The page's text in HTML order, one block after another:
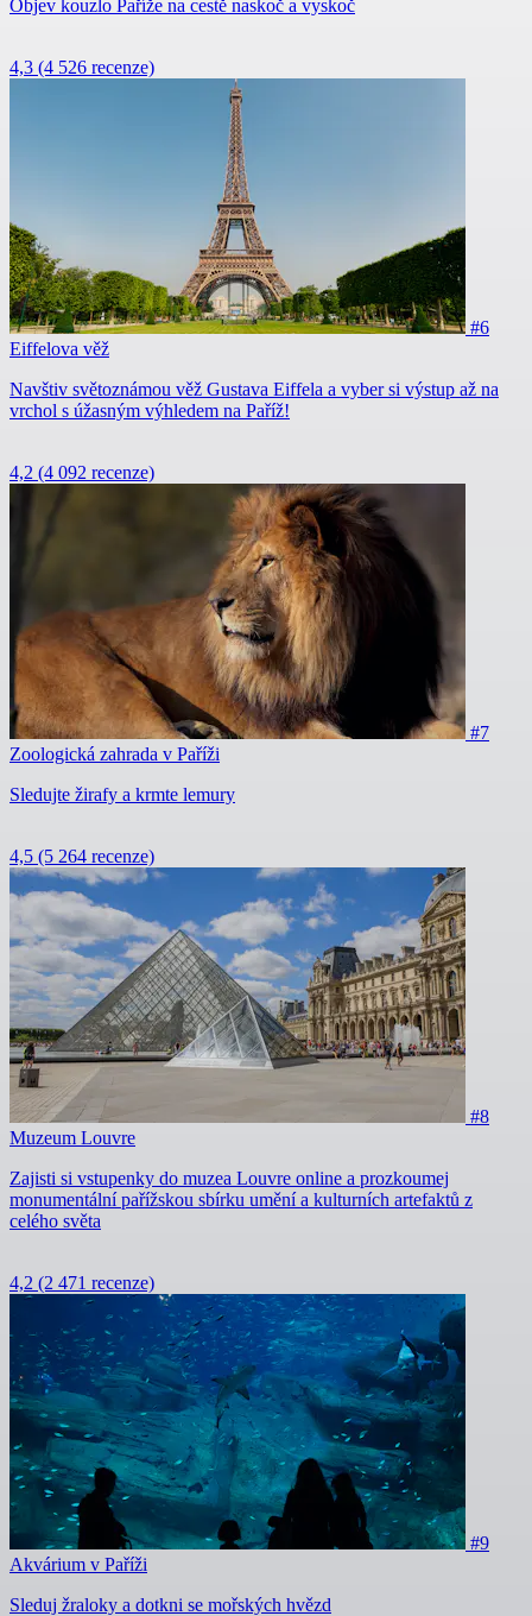
Objev kouzlo Paříže na cestě naskoč a vyskoč
4,3 (4 526 recenze)
#6
Eiffelova věž
Navštiv světoznámou věž Gustava Eiffela a vyber si výstup až na
vrchol s úžasným výhledem na Paříž!
4,2 (4 092 recenze)
#7
Zoologická zahrada v Paříži
Sledujte žirafy a krmte lemury
4,5 (5 264 recenze)
#8
Muzeum Louvre
Zajisti si vstupenky do muzea Louvre online a prozkoumej
monumentální pařížskou sbírku umění a kulturních artefaktů z
celého světa
4,2 (2 471 recenze)
#9
Akvárium v Paříži
Sleduj žraloky a dotkni se mořských hvězd